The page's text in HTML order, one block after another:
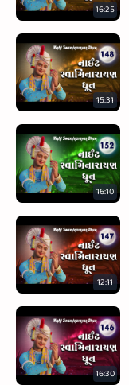
16:25
15:31
16:10
12:11
16:30